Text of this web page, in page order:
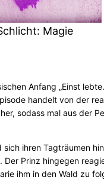
Magie
Anfang „Einst
handelt von der
sodass mal aus der
ihren Tagträumen
Prinz hingegen
ihm in den Wald zu